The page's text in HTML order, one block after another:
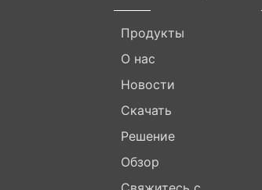
Продукты
О нас
Новости
Скачать
Решение
Обзор